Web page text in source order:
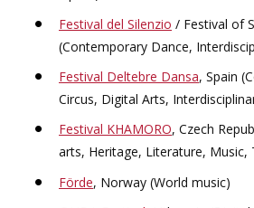
Festival del Silenzio / Festival of
(Contemporary Dance,
Festival Deltebre Dansa, Spain
Circus, Digital Arts,
Festival KHAMORO, Czech
arts, Heritage, Literature, Music,
Förde, Norway (World music)